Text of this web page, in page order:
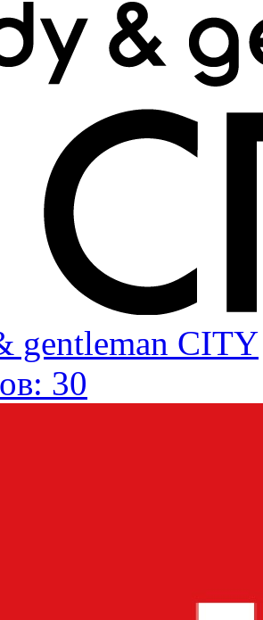
gentleman CITY
30